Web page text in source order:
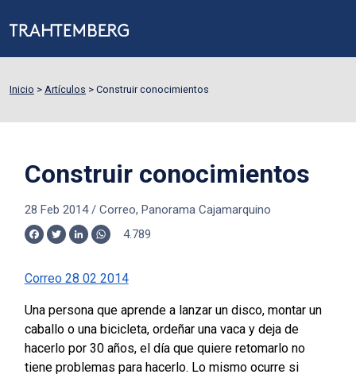
Inicio > Artículos > Construir conocimientos
Construir conocimientos
28 Feb 2014/ Correo, Panorama Cajamarquino
Facebook
TwitterLinkedInWhatsApp
4.789
Correo 28 02 2014
Una persona que aprende a lanzar un disco, montar un
caballo o una bicicleta, ordeñar una vaca y deja de
hacerlo por 30 años, el día que quiere retomarlo no
tiene problemas para hacerlo. Lo mismo ocurre si